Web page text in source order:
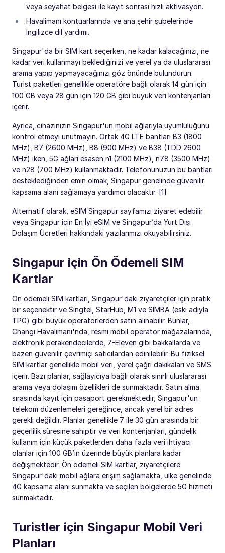
veya seyahat belgesi ile kayıt sonrası hızlı aktivasyon.
Havalimanı kontuarlarında ve ana şehir şubelerinde
İngilizce dil yardımı.
Singapur'da bir SIM kart seçerken, ne kadar kalacağınızı, ne
kadar veri kullanmayı beklediğinizi ve yerel ya da uluslararası
arama yapıp yapmayacağınızı göz önünde bulundurun.
Turist paketleri genellikle operatöre bağlı olarak 14 gün için
100 GB veya 28 gün için 120 GB gibi büyük veri kontenjanları
içerir.
Ayrıca, cihazınızın Singapur'un mobil ağlarıyla uyumluluğunu
kontrol etmeyi unutmayın. Ortak 4G LTE bantları B3 (1800
MHz), B7 (2600 MHz), B8 (900 MHz) ve B38 (TDD 2600
MHz) iken, 5G ağları esasen n1 (2100 MHz), n78 (3500 MHz)
ve n28 (700 MHz) kullanmaktadır. Telefonunuzun bu bantları
desteklediğinden emin olmak, Singapur genelinde güvenilir
kapsama alanı sağlamaya yardımcı olacaktır. [1]
Alternatif olarak, eSIM Singapur sayfamızı ziyaret edebilir
veya Singapur için En İyi eSIM ve Singapur’da Yurt Dışı
Dolaşım Ücretleri hakkındaki yazılarımızı okuyabilirsiniz.
Singapur için Ön Ödemeli SIM
Kartlar
Ön ödemeli SIM kartları, Singapur'daki ziyaretçiler için pratik
bir seçenektir ve Singtel, StarHub, M1 ve SIMBA (eski adıyla
TPG) gibi büyük operatörlerden satın alınabilir. Bunlar,
Changi Havalimanı'nda, resmi mobil operatör mağazalarında,
elektronik perakendecilerde, 7-Eleven gibi bakkallarda ve
bazen güvenilir çevrimiçi satıcılardan edinilebilir. Bu fiziksel
SIM kartlar genellikle mobil veri, yerel çağrı dakikaları ve SMS
içerir. Bazı planlar, sağlayıcıya bağlı olarak sınırlı uluslararası
arama veya dolaşım özellikleri de sunmaktadır. Satın alma
sırasında kayıt için pasaport gerekmektedir, Singapur'un
telekom düzenlemeleri gereğince, ancak yerel bir adres
gerekli değildir. Planlar genellikle 7 ile 30 gün arasında bir
geçerlilik süresine sahiptir ve veri kontenjanları, gündelik
kullanım için küçük paketlerden daha fazla veri ihtiyacı
olanlar için 100 GB’ın üzerinde büyük planlara kadar
değişmektedir. Ön ödemeli SIM kartlar, ziyaretçilere
Singapur'daki mobil ağlara erişim sağlamakta, ülke genelinde
4G kapsama alanı sunmakta ve seçilen bölgelerde 5G hizmeti
sunmaktadır.
Turistler için Singapur Mobil Veri
Planları